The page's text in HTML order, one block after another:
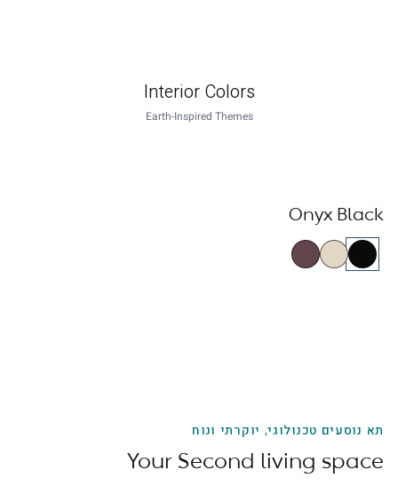
Interior Colors
Earth-Inspired Themes
Onyx Black
תא נוסעים טכנולוגי, יוקרתי ונוח
Your Second living space